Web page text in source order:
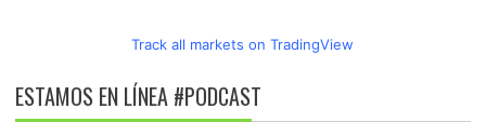
Track all markets on TradingView
ESTAMOS EN LÍNEA #PODCAST